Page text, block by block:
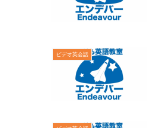
ビデオ英会話